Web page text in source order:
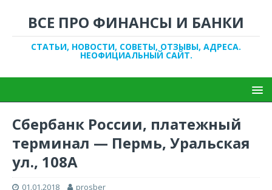
ВСЕ ПРО ФИНАНСЫ И БАНКИ
СТАТЬИ, НОВОСТИ, СОВЕТЫ, ОТЗЫВЫ, АДРЕСА.
НЕОФИЦИАЛЬНЫЙ САЙТ.
Сбербанк России, платежный
терминал — Пермь, Уральская
ул., 108А
01.01.2018 prosber